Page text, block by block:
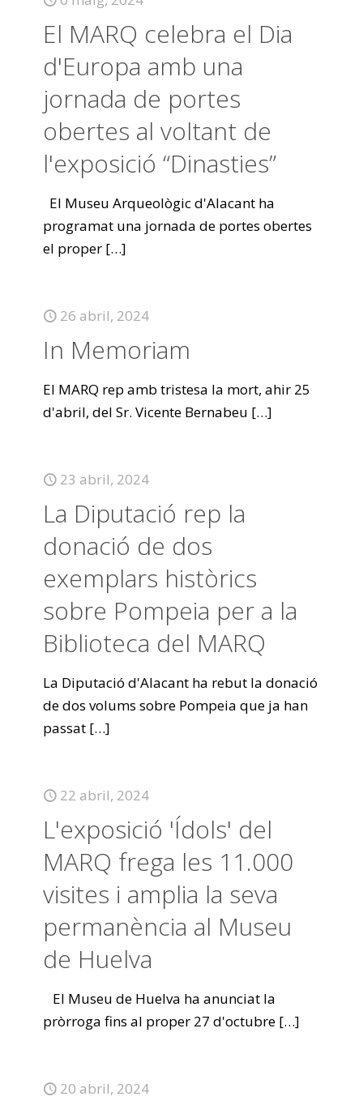
El MARQ celebra el Dia
d'Europa amb una
jornada de portes
obertes al voltant de
l'exposició “Dinasties”
El Museu Arqueològic d'Alacant ha
programat una jornada de portes obertes
el proper […]
26 abril, 2024
In Memoriam
El MARQ rep amb tristesa la mort, ahir 25
d'abril, del Sr. Vicente Bernabeu […]
23 abril, 2024
La Diputació rep la
donació de dos
exemplars històrics
sobre Pompeia per a la
Biblioteca del MARQ
La Diputació d'Alacant ha rebut la donació
de dos volums sobre Pompeia que ja han
passat […]
22 abril, 2024
L'exposició 'Ídols' del
MARQ frega les 11.000
visites i amplia la seva
permanència al Museu
de Huelva
El Museu de Huelva ha anunciat la
pròrroga fins al proper 27 d'octubre […]
20 abril, 2024